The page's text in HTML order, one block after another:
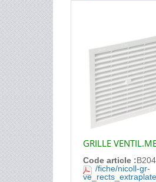
GRILLE
Code article :B204
/fiche/nicoll-gr-